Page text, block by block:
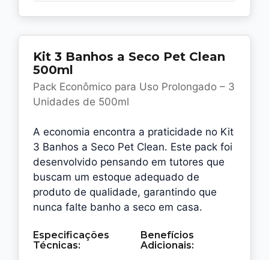
Kit 3 Banhos a Seco Pet Clean
500ml
Pack Econômico para Uso Prolongado – 3
Unidades de 500ml
A economia encontra a praticidade no Kit
3 Banhos a Seco Pet Clean. Este pack foi
desenvolvido pensando em tutores que
buscam um estoque adequado de
produto de qualidade, garantindo que
nunca falte banho a seco em casa.
Especificações
Técnicas:
Benefícios
Adicionais: